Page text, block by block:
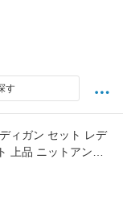
す
ィガン セット レデ
上品 ニットアンサ
ク 長袖 半袖ニット
ットカーディガン
送30・代引不可≫